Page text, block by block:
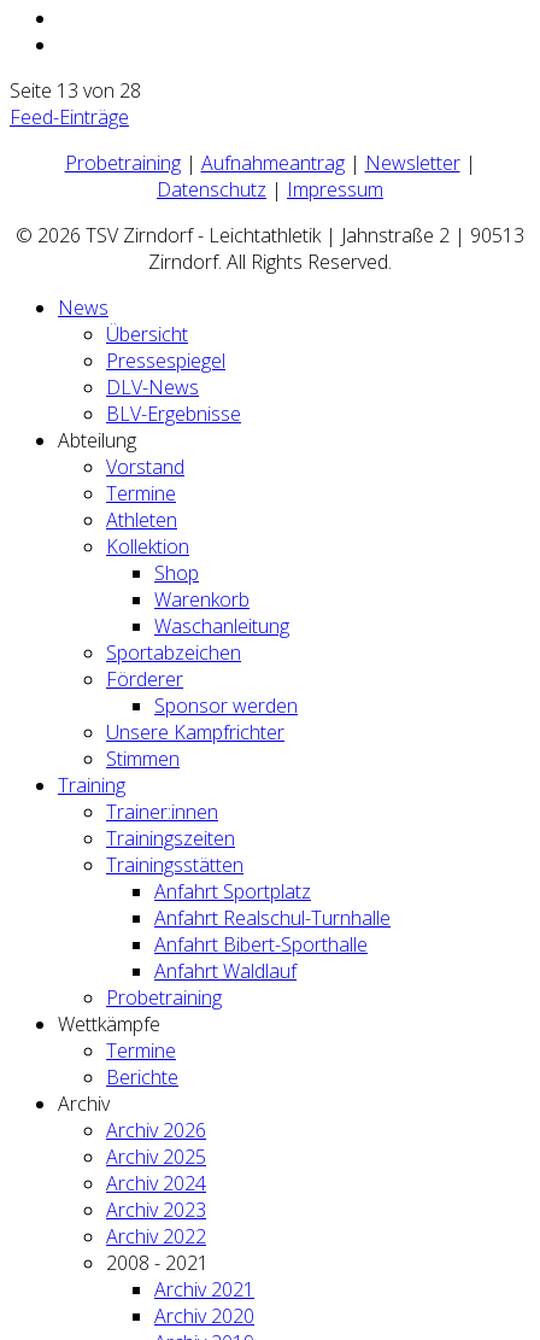
Seite 13 von 28
Feed-Einträge
Probetraining| Aufnahmeantrag| Newsletter|
Datenschutz | Impressum
© 2026 TSV Zirndorf - Leichtathletik | Jahnstraße 2 | 90513
Zirndorf. All Rights Reserved.
News
Übersicht
Pressespiegel
DLV-News
BLV-Ergebnisse
Abteilung
Vorstand
Termine
Athleten
Kollektion
Shop
Warenkorb
Waschanleitung
Sportabzeichen
Förderer
Sponsor werden
Unsere Kampfrichter
Stimmen
Training
Trainer:innen
Trainingszeiten
Trainingsstätten
Anfahrt Sportplatz
Anfahrt Realschul-Turnhalle
Anfahrt Bibert-Sporthalle
Anfahrt Waldlauf
Probetraining
Wettkämpfe
Termine
Berichte
Archiv
Archiv 2026
Archiv 2025
Archiv 2024
Archiv 2023
Archiv 2022
2008 - 2021
Archiv 2021
Archiv 2020